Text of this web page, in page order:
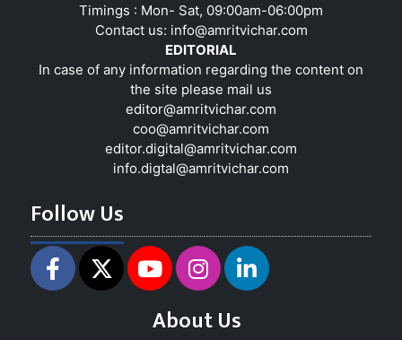
Timings : Mon- Sat, 09:00am-06:00pm
Contact us: info@amritvichar.com
EDITORIAL
In case of any information regarding the content on
the site please mail us
editor@amritvichar.com
coo@amritvichar.com
editor.digital@amritvichar.com
info.digtal@amritvichar.com
Follow Us
About Us